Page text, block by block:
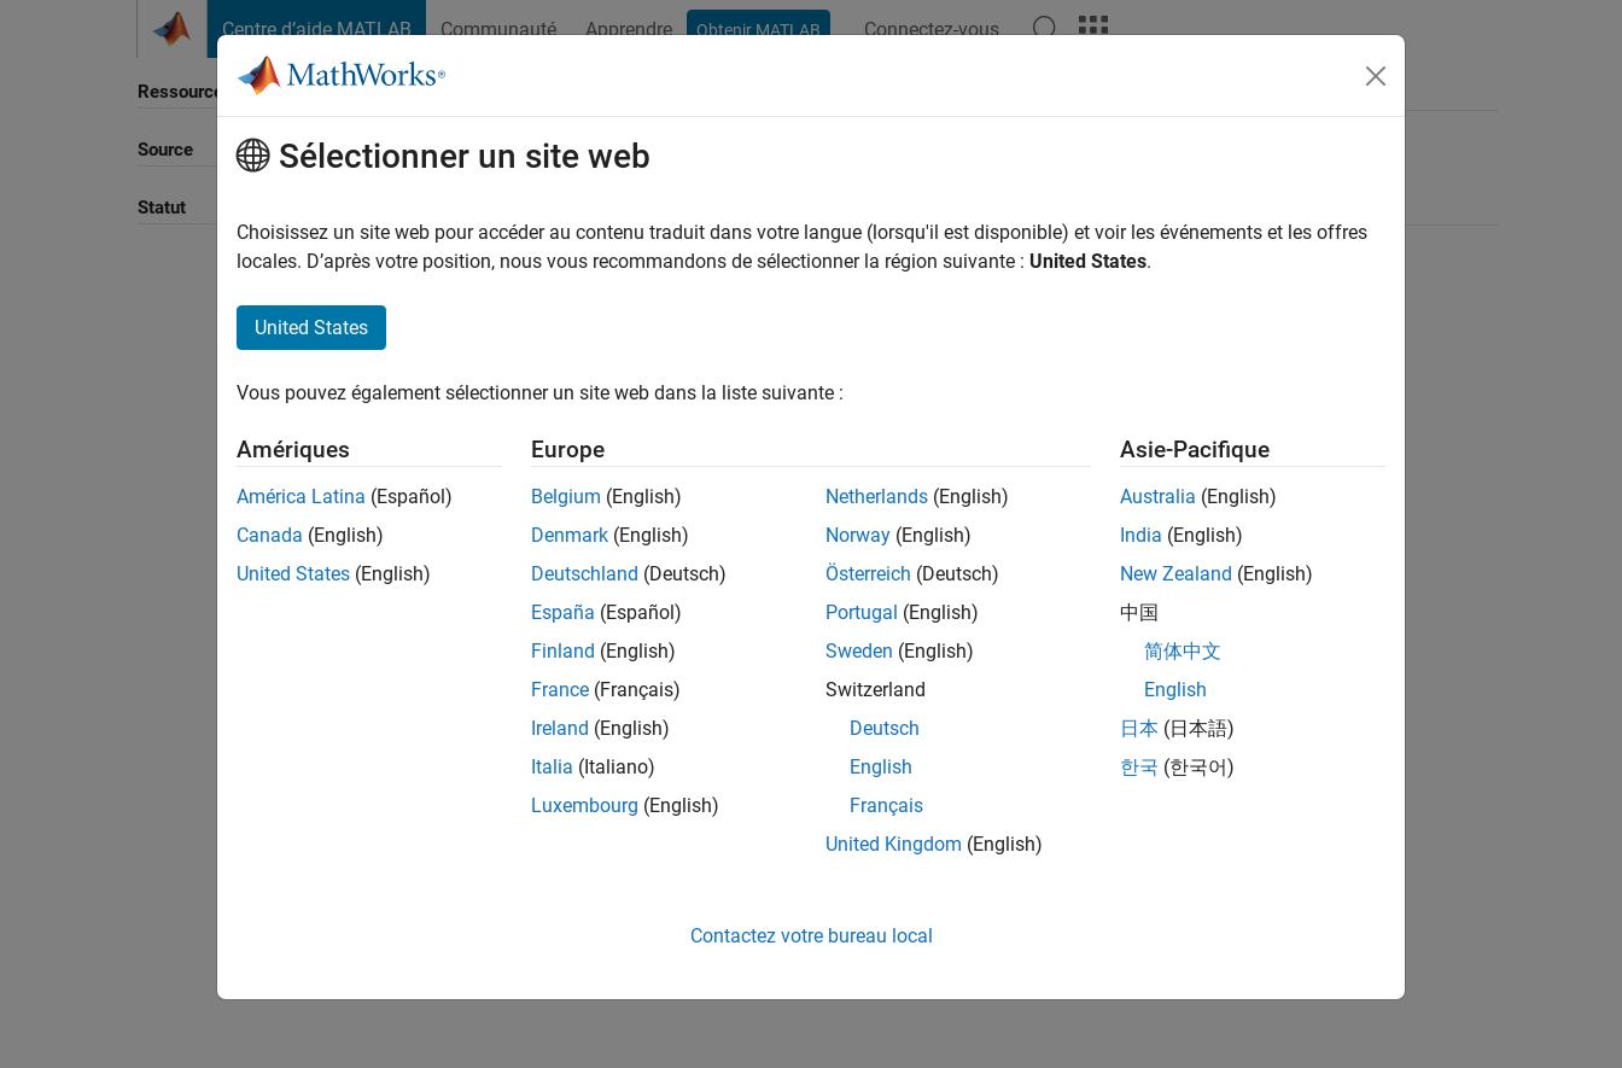
Centre d’aide MATLAB Communauté Apprendre Obtenir MATLAB Connectez-vous
Ressource
Source
Statut
Trier par
Sélectionner un site web
Choisissez un site web pour accéder au contenu traduit dans votre langue (lorsqu'il est disponible) et voir les événements et les offres
locales. D’après votre position, nous vous recommandons de sélectionner la région suivante : United States.
United States
Vous pouvez également sélectionner un site web dans la liste suivante :
Amériques
América Latina (Español)
Canada (English)
United States (English)
Europe
Belgium (English)
Denmark (English)
Deutschland (Deutsch)
España (Español)
Finland (English)
France (Français)
Ireland (English)
Italia (Italiano)
Luxembourg (English)
Netherlands (English)
Norway (English)
Österreich (Deutsch)
Portugal (English)
Sweden (English)
Switzerland
Deutsch
English
Français
United Kingdom (English)
Asie-Pacifique
Australia (English)
India (English)
New Zealand (English)
中国
简体中文
English
日本 (日本語)
한국 (한국어)
Contactez votre bureau local